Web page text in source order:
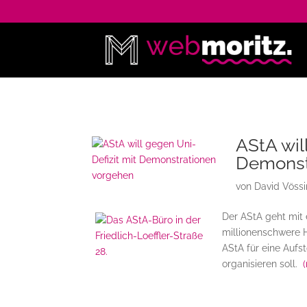
AStA
von David
Der AStA geht
millionenschwere
AStA für eine
organisieren soll.